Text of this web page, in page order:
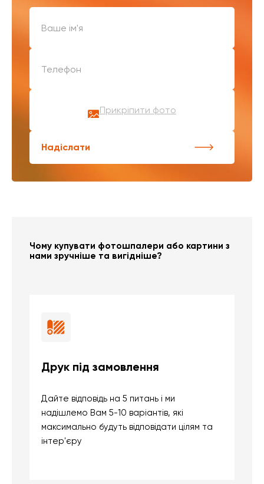
Прикріпити фото
Надіслати
Чому купувати фотошпалери або картини з
нами зручніше та вигідніше?
Друк під замовлення
Дайте відповідь на 5 питань і ми
надішлемо Вам 5-10 варіантів, які
максимально будуть відповідати цілям та
інтер'єру